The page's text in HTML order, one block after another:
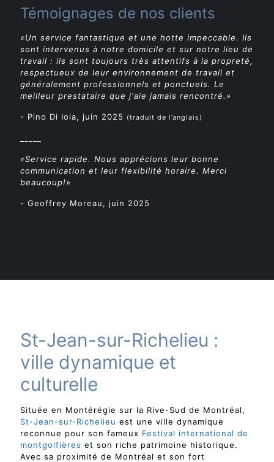
Témoignages de nos clients
«Un service fantastique et une hotte impeccable. Ils
sont intervenus à notre domicile et sur notre lieu de
travail : ils sont toujours très attentifs à la propreté,
respectueux de leur environnement de travail et
généralement professionnels et ponctuels. Le
meilleur prestataire que j'aie jamais rencontré.»
- Pino Di Ioia, juin 2025 (traduit de l’anglais)
«Service rapide. Nous apprécions leur bonne
communication et leur flexibilité horaire. Merci
beaucoup!»
- Geoffrey Moreau, juin 2025
St-Jean-sur-Richelieu :
ville dynamique et
culturelle
Située en Montérégie sur la Rive-Sud de Montréal,
St-Jean-sur-Richelieu est une ville dynamique
reconnue pour son fameux Festival international de
montgolfières et son riche patrimoine historique.
Avec sa proximité de Montréal et son fort